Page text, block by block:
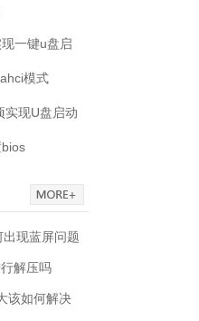
一键u盘启
模式
实现U盘启动
现蓝屏问题
解压吗
该如何解决